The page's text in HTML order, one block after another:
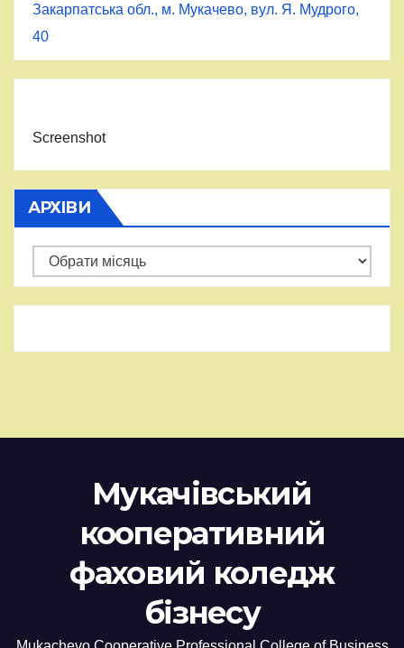
Закарпатська обл., м. Мукачево, вул. Я. Мудрого,
40
Screenshot
АРХІВИ
Архіви
Мукачівський
кооперативний
фаховий коледж
бізнесу